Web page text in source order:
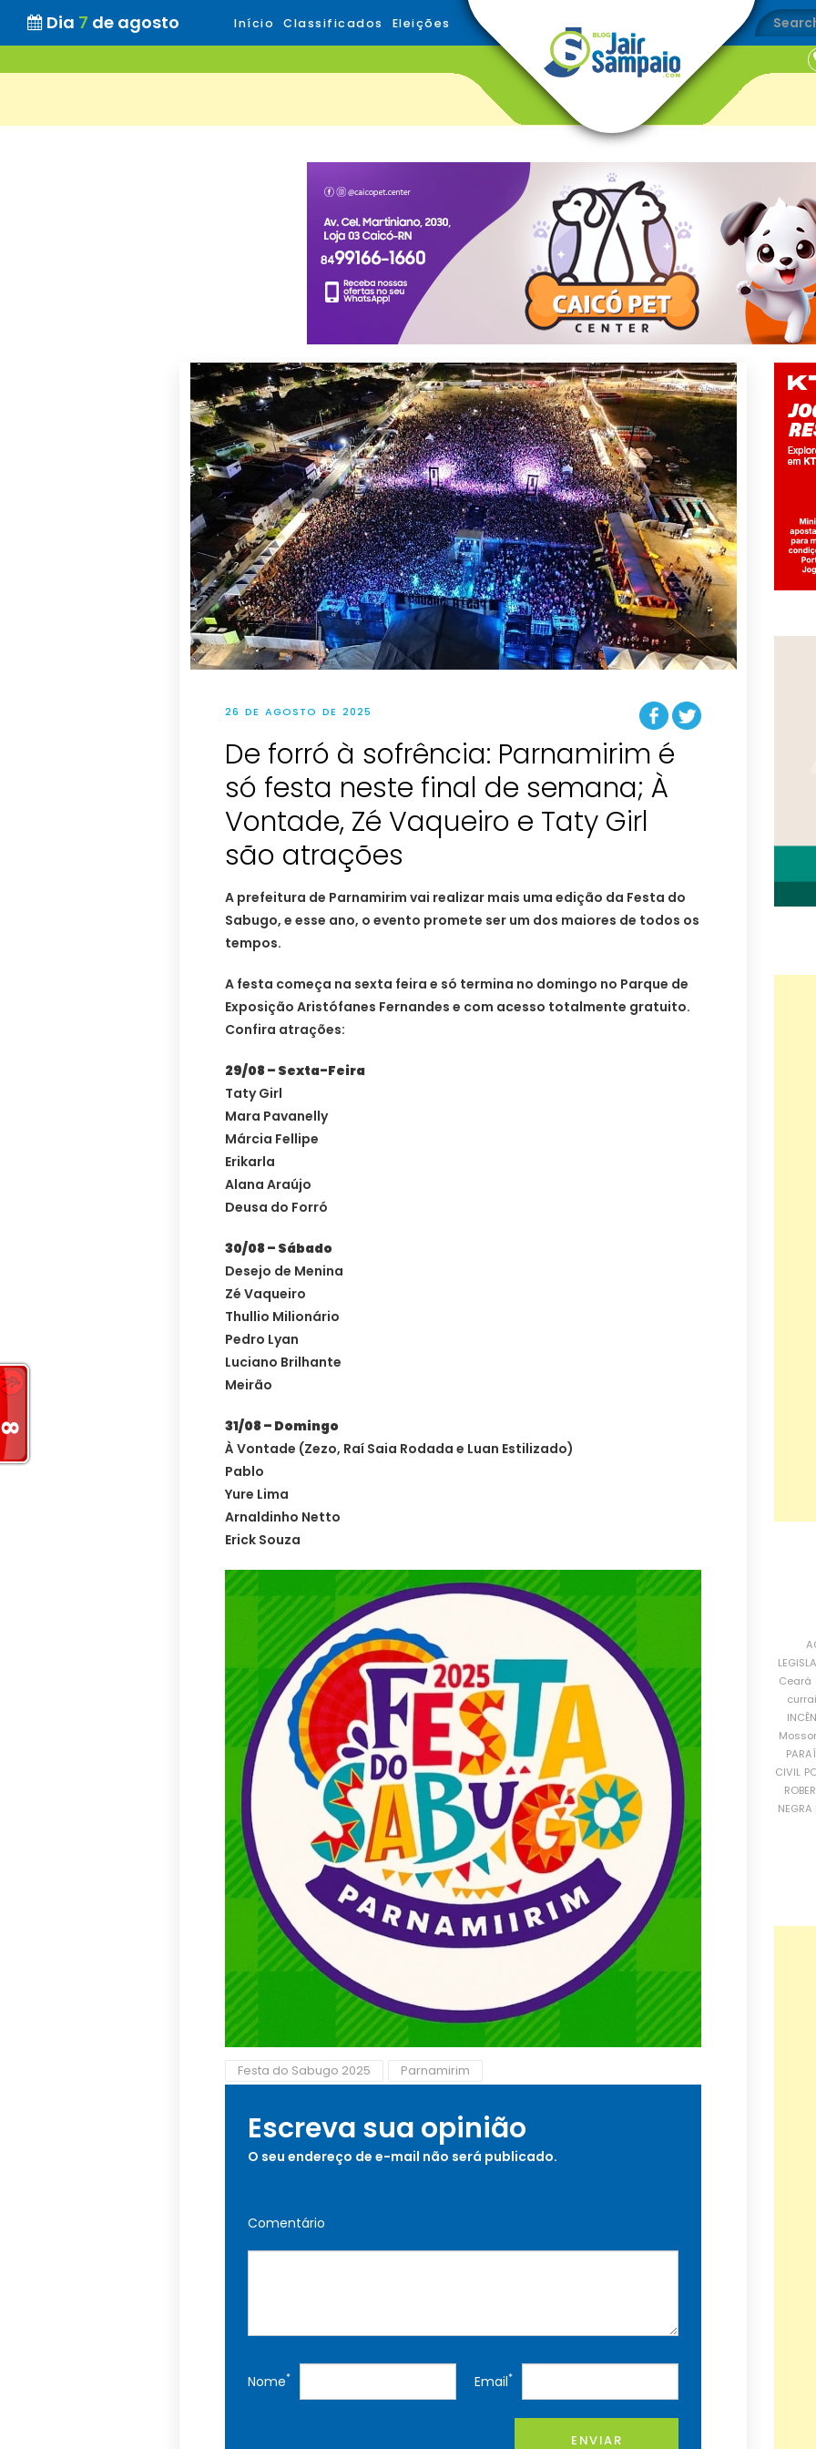
Dia 7 de agosto Início Classificados Eleições
26 DE AGOSTO DE 2025
De forró à sofrência: Parnamirim é
só festa neste final de semana; À
Vontade, Zé Vaqueiro e Taty Girl
são atrações
A prefeitura de Parnamirim vai realizar mais uma edição da Festa do
Sabugo, e esse ano, o evento promete ser um dos maiores de todos os
tempos.
A festa começa na sexta feira e só termina no domingo no Parque de
Exposição Aristófanes Fernandes e com acesso totalmente gratuito.
Confira atrações:
29/08 – Sexta-Feira
Taty Girl
Mara Pavanelly
Márcia Fellipe
Erikarla
Alana Araújo
Deusa do Forró
30/08 – Sábado
Desejo de Menina
Zé Vaqueiro
Thullio Milionário
Pedro Lyan
Luciano Brilhante
Meirão
31/08 – Domingo
À Vontade (Zezo, Raí Saia Rodada e Luan Estilizado)
Pablo
Yure Lima
Arnaldinho Netto
Erick Souza
Festa do Sabugo 2025 Parnamirim
Escreva sua opinião
O seu endereço de e-mail não será publicado.
Comentário
Nome* Email*
ENVIAR
Ceará
CIVIL
NEGRA